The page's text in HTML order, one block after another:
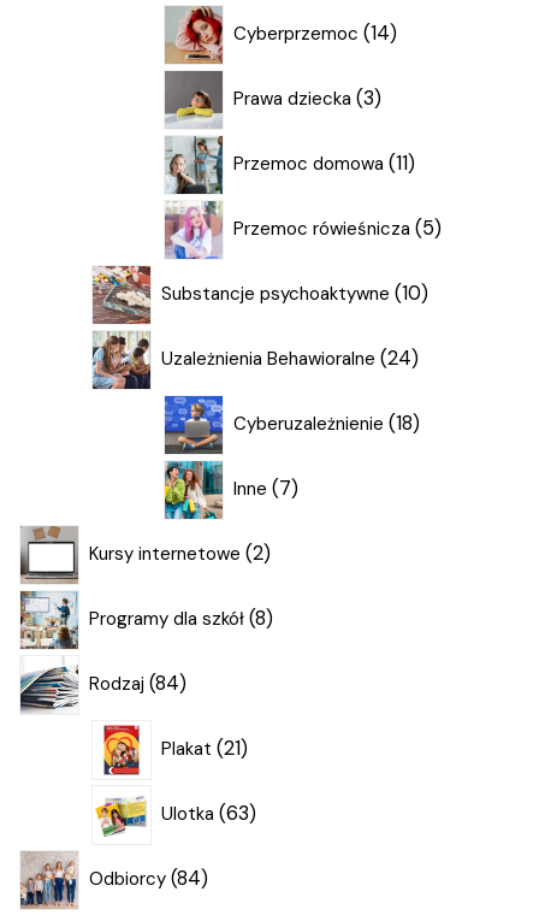
Cyberprzemoc 14
14
produktów
Prawa dziecka 3
3
produkty
Przemoc domowa 11
11
produktów
Przemoc rówieśnicza 5
5
produktów
Substancje psychoaktywne 10
10
produktów
Uzależnienia Behawioralne 24
24
produkty
Cyberuzależnienie 18
18
produktów
Inne 7
7
produktów
Kursy internetowe 2
2
produkty
Programy dla szkół 8
8
produktów
Rodzaj 84
84
produkty
Plakat 21
21
produktów
Ulotka 63
63
produkty
Odbiorcy 84
84
produkty